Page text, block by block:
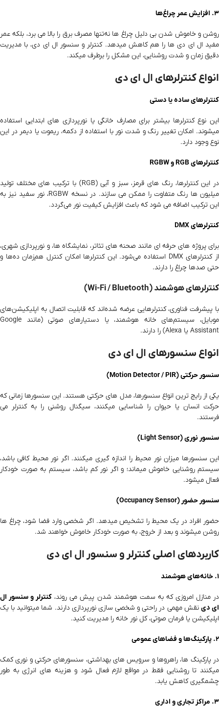
۳. افزایش عمر چراغ‌ها
روشن و خاموش شدن بی‌ دلیل چراغ‌ ها نه‌تنها مصرف برق را بالا می‌ برد، بلکه عمر
مفید ال ای دی‌ ها را هم کاهش میدهد. کنترلر و سنسور ال ای دی، با مدیریت
دقیق زمان و شدت روشنایی، این مشکل را برطرف میکند.
انواع کنترلرهای ال ای دی
کنترلرهای ساده یا دستی
این نوع کنترلرها بیشتر برای مصارف خانگی یا نورپردازی‌ های ابتدایی استفاده
میشوند. امکان تغییر رنگ و شدت نور با استفاده از دکمه، ریموت یا دیمر در این
نوع وجود دارد.
کنترلرهای RGB و RGBW
در این کنترلرها، رنگ‌ های قرمز، سبز و آبی (RGB) با ترکیب‌ های مختلف تولید
میلیون‌ ها رنگ متفاوت را ممکن می‌ سازند. در نسخه RGBW، نور سفید نیز به
این ترکیب اضافه می‌ شود که باعث افزایش کیفیت نور می‌گردد.
کنترلرهای DMX
برای پروژه‌ های حرفه‌ ای مانند صحنه‌ های تئاتر، نمایشگاه‌ ها، و نورپردازی شهری،
از کنترلرهای DMX استفاده می‌شود. این کنترلرها امکان کنترل هم‌زمان ده‌ها و
حتی صدها چراغ را دارند.
کنترلرهای هوشمند (Wi-Fi / Bluetooth)
با پیشرفت فناوری، کنترلرهایی عرضه شده‌اند که قابلیت اتصال به اپلیکیشن‌های
موبایل، سیستم‌های خانه هوشمند، یا دستیارهای صوتی (مانند Google
Assistant یا Alexa) را دارند.
انواع سنسورهای ال ای دی
سنسور حرکتی (Motion Detector / PIR)
یکی از رایج‌ ترین انواع سنسورها، مدل‌ های حرکتی هستند. این سنسورها زمانی که
حرکت انسان یا حیوان را شناسایی میکنند، سیگنال روشنی را به کنترلر می‌
فرستند.
سنسور نوری (Light Sensor)
این سنسورها میزان نور محیط را اندازه‌ گیری میکنند. اگر نور محیط کافی باشد،
سیستم روشنایی خاموش میماند؛ و اگر نور کم باشد، سیستم به‌ صورت خودکار
فعال میشود.
سنسور حضور (Occupancy Sensor)
حضور افراد در یک محیط را تشخیص میدهد. اگر شخصی وارد فضا شود، چراغ‌ ها
روشن میشوند و بعد از خروج، به‌ صورت خودکار خاموش خواهند شد.
کاربردهای اصلی کنترلر و سنسور ال ای دی
۱. خانه‌های هوشمند
در منازل امروزی که به سمت هوشمند شدن پیش می‌ روند، کنترلر و سنسور ال
ای دی نقش مهمی در راحتی و شخصی‌ سازی نورپردازی دارند. شما میتوانید با یک
اپلیکیشن یا فرمان صوتی، کل نور خانه را مدیریت کنید.
۲. پارکینگ‌ها و فضاهای عمومی
در پارکینگ‌ ها، راهروها و سرویس‌ های بهداشتی، سنسورهای حرکتی و نوری کمک
میکنند تا روشنایی فقط در مواقع لازم فعال شود و هزینه‌ های انرژی به‌ طور
چشمگیری کاهش یابد.
۳. مراکز تجاری و اداری